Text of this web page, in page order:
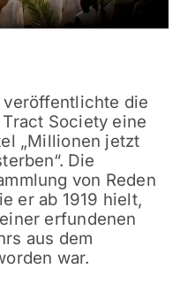
veröffentlichte die
Society eine
„Millionen jetzt
Die
von Reden
er ab 1919 hielt,
erfundenen
aus dem
war.